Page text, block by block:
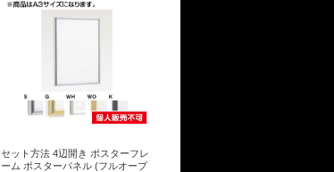
セット方法 4辺開き ポスターフレ
ーム ポスターパネル (フルオープ